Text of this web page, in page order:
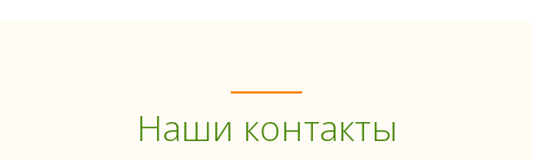
Наши контакты